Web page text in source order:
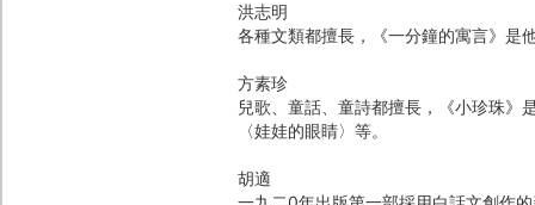
洪志明
各種文類都擅長，《一分鐘的寓言》是
方素珍
兒歌、童話、童詩都擅長，《小珍珠》
〈娃娃的眼睛〉等。
胡適